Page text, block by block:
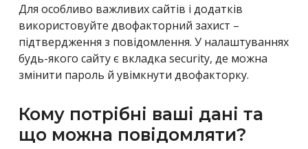
Для особливо важливих сайтів і додатків
використовуйте двофакторний захист –
підтвердження з повідомлення. У налаштуваннях
будь-якого сайту є вкладка security, де можна
змінити пароль й увімкнути двофакторку.
Кому потрібні ваші дані та
що можна повідомляти?